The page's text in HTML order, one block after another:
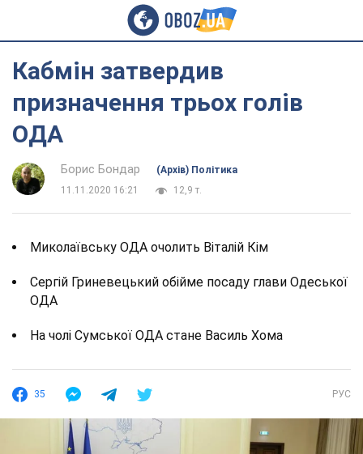
Кабмін затвердив
призначення трьох голів
ОДА
Борис Бондар
(Архів) Політика
11.11.2020 16:21
12,9 т.
Миколаївську ОДА очолить Віталій Кім
Сергій Гриневецький обійме посаду глави Одеської
ОДА
На чолі Сумської ОДА стане Василь Хома
35 РУС